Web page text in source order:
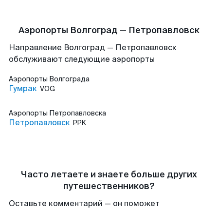
Аэропорты Волгоград — Петропавловск
Направление Волгоград — Петропавловск
обслуживают следующие аэропорты
Аэропорты Волгограда
Гумрак VOG
Аэропорты Петропавловска
Петропавловск PPK
Часто летаете и знаете больше других
путешественников?
Оставьте комментарий — он поможет